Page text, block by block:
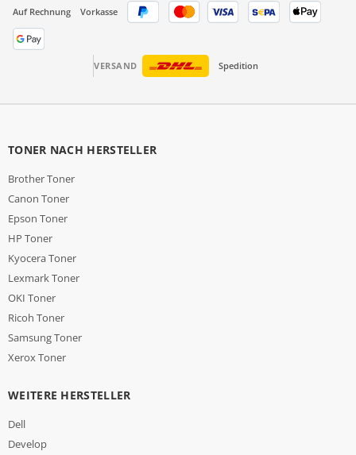
Auf Rechnung
Vorkasse
VERSAND Spedition
TONER NACH HERSTELLER
Brother Toner
Canon Toner
Epson Toner
HP Toner
Kyocera Toner
Lexmark Toner
OKI Toner
Ricoh Toner
Samsung Toner
Xerox Toner
WEITERE HERSTELLER
Dell
Develop